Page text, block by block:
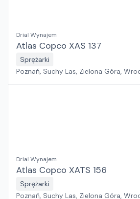
Drial Wynajem
Atlas Copco XAS 137
Sprężarki
Poznań, Suchy Las, Zielona Góra,
Drial Wynajem
Atlas Copco XATS 156
Sprężarki
Poznań, Suchy Las, Zielona Góra,